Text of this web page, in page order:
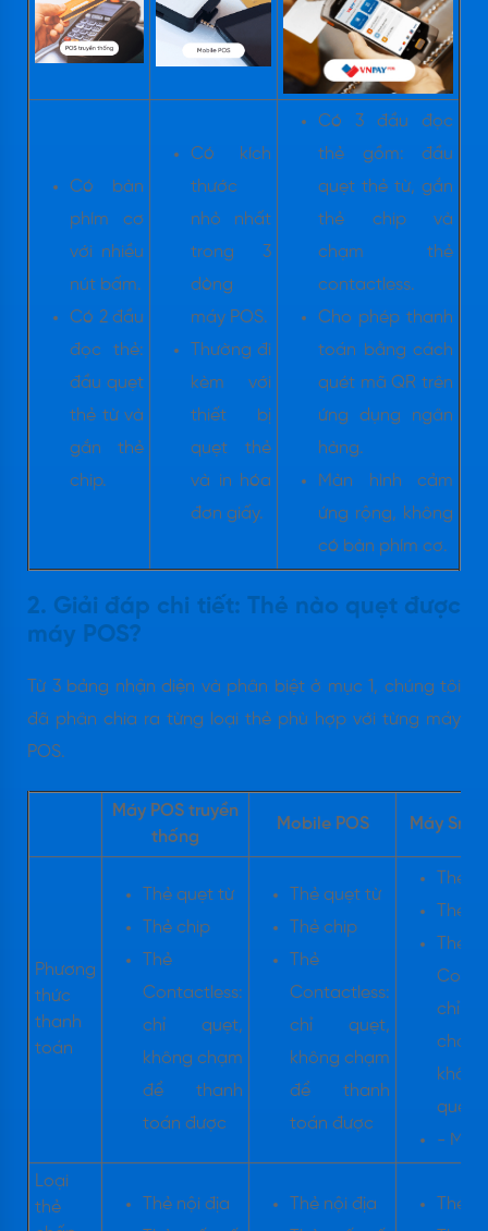
Có bàn
phím cơ
với nhiều
nút bấm.
Có 2 đầu
đọc thẻ:
đầu quẹt
thẻ từ và
gắn thẻ
chip.
Có kích
thước
nhỏ nhất
trong 3
dòng
máy POS.
Thường đi
kèm với
thiết bị
quẹt thẻ
và in hóa
đơn giấy.
Có 3 đầu đọc
thẻ gồm: đầu
quẹt thẻ từ, gắn
thẻ chip và
chạm thẻ
contactless.
Cho phép thanh
toán bằng cách
quét mã QR trên
ứng dụng ngân
hàng.
Màn hình cảm
ứng rộng, không
có bàn phím cơ.
2. Giải đáp chi tiết: Thẻ nào quẹt được
máy POS?
Từ 3 bảng nhận diện và phân biệt ở mục 1, chúng tôi
đã phân chia ra từng loại thẻ phù hợp với từng máy
POS.
Máy POS truyền
thống
Mobile POS Máy
Phương
thức
thanh
toán
Thẻ quẹt từ
Thẻ chip
Thẻ
Contactless:
chỉ quẹt,
không chạm
để thanh
toán được
Thẻ quẹt từ
Thẻ chip
Thẻ
Contactless:
chỉ quẹt,
không chạm
để thanh
toán được
Thẻ
Thẻ
Thẻ
chỉ
chạm,
quẹt
- Mã
Loại
thẻ
Thẻ nội địa
Thẻ nội địa
Thẻ